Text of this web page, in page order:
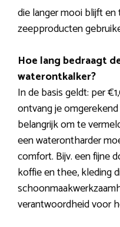
die langer mooi blijft
zeepproducten
Hoe lang bedraagt
waterontkalker?
In de basis geldt: per
ontvang je
belangrijk om te
een waterontharder
comfort. Bijv. een fijne
koffie en thee, kleding
verantwoordheid voor